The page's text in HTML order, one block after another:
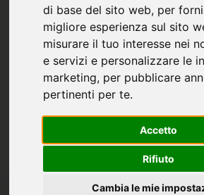
di base del sito web, per
migliore esperienza sul sito
misurare il tuo interesse nei
e servizi e personalizzare le
marketing, per pubblicare
pertinenti per te.
Accetto
Rifiuto
Cambia le mie